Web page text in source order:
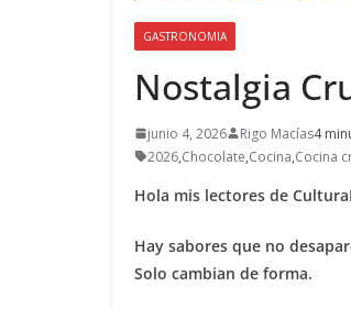
GASTRONOMIA
Nostalgia
junio 4, 2026 Rigo Macías4
2026,Chocolate,Cocina,Cocina
Hola mis lectores de
Hay sabores que no
Solo cambian de forma.